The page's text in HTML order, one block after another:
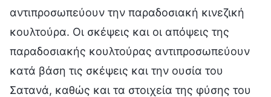
αντιπροσωπεύουν την παραδοσιακή κινεζική
κουλτούρα. Οι σκέψεις και οι απόψεις της
παραδοσιακής κουλτούρας αντιπροσωπεύουν
κατά βάση τις σκέψεις και την ουσία του
Σατανά, καθώς και τα στοιχεία της φύσης του